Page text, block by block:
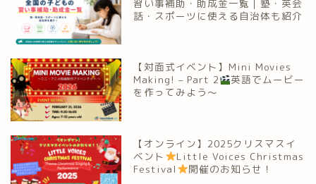
習い事補助・助成金一覧｜塾・英会
話・スポーツに使える自治体も紹介
【対面式イベント】Mini Movies
Making! – Part 2
英語でムービー
を作ってみよう～
【オンライン】2025クリスマスイ
ベント
Little Voices Christmas
Festival
開催のお知らせ！